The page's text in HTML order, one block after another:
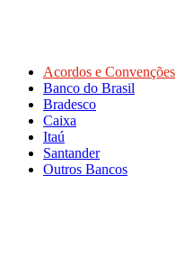
Acordos e Convenções
Banco do Brasil
Bradesco
Caixa
Itaú
Santander
Outros Bancos